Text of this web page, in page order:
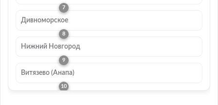
Дивноморское
Нижний Новгород
Витязево (Анапа)